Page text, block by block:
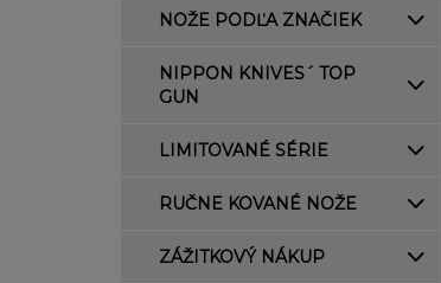
NOŽE PODĽA ZNAČIEK
NIPPON KNIVES´ TOP
GUN
LIMITOVANÉ SÉRIE
RUČNE KOVANÉ NOŽE
ZÁŽITKOVÝ NÁKUP